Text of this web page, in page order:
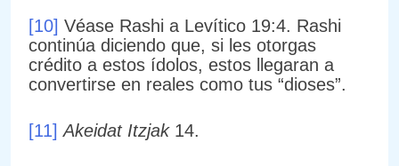
[10] Véase Rashi a Levítico 19:4. Rashi
continúa diciendo que, si les otorgas
crédito a estos ídolos, estos llegaran a
convertirse en reales como tus “dioses”.
[11] Akeidat Itzjak14.